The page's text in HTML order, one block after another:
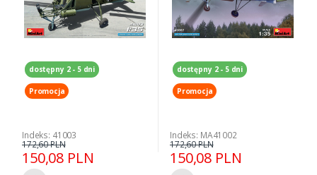
dostępny 2 - 5 dni
Promocja
Indeks: 41003
150,08 PLN
172,60 PLN
dostępny 2 - 5 dni
Promocja
Indeks: MA41002
150,08 PLN
172,60 PLN